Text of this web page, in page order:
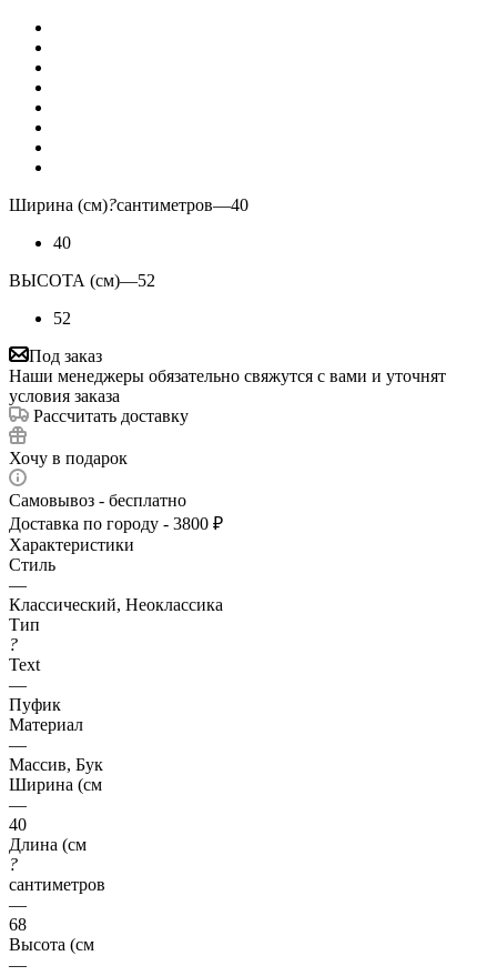
Ширина (см)?сантиметров—40
40
ВЫСОТА (см)—52
52
Под заказ
Наши менеджеры обязательно свяжутся с вами и уточнят
условия заказа
Рассчитать доставку
Хочу в подарок
Самовывоз - бесплатно
Доставка по городу - 3800 ₽
Характеристики
Стиль
—
Классический, Неоклассика
Тип
?
Text
—
Пуфик
Материал
—
Массив, Бук
Ширина (см
—
40
Длина (см
?
сантиметров
—
68
Высота (см
—